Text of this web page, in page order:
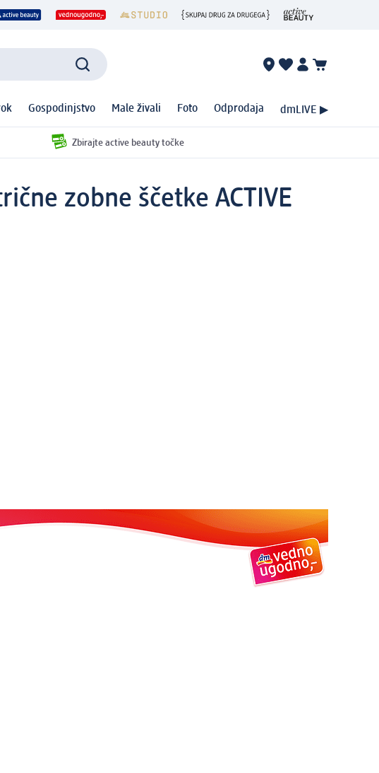
Gospodinjstvo Male živali Foto Odprodaja dmLIVE ▶
Zbirajte active beauty točke
zobne ščetke ACTIVE